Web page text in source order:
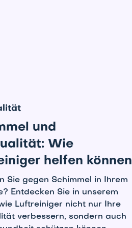
und
Wie
helfen können
Sie gegen Schimmel in Ihrem
Entdecken Sie in unserem
Luftreiniger nicht nur Ihre
verbessern, sondern auch